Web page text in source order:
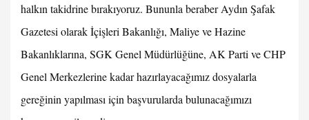
halkın takidrine bırakıyoruz. Bununla beraber Aydın Şafak
Gazetesi olarak İçişleri Bakanlığı, Maliye ve Hazine
Bakanlıklarına, SGK Genel Müdürlüğüne, AK Parti ve CHP
Genel Merkezlerine kadar hazırlayacağımız dosyalarla
gereğinin yapılması için başvurularda bulunacağımızı